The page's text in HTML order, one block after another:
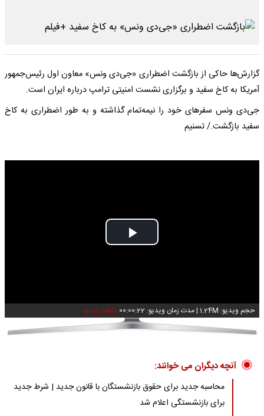
گزارش‌ها حاکی از بازگشت اضطراری «جی‌دی ونس» معاون اول رئیس‌جمهور
آمریکا به کاخ سفید و برگزاری نشست امنیتی ترامپ درباره ایران است.
جی‌دی ونس سفرهای خود را نیمه‌تمام گذاشته و به طور اضطراری به کاخ
سفید بازگشت./ تسنیم
Play
حجم ویدیو: 1.24M |مدت زمان ویدیو: 00:00:22 دانلود ویدیو
آنچه دیگران می خوانند:
محاسبه جدید برای حقوق بازنشستگان با قانون جدید | شرط جدید
برای بازنشستگی اعلام شد